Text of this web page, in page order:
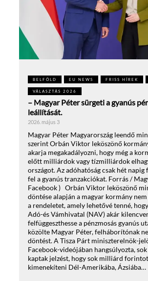
BELFÖLD EU NEWS FRISS HÍREK
VÁLASZTÁS 2026
– Magyar Péter sürgeti a gyanús
leállítását.
2026. május 3
Magyar Péter Magyarország leendő
szerint Orbán Viktor leköszönő
akarja megakadályozni, hogy még a
előtt milliárdok vagy tízmilliárdok
országot. Az adóhatóság csak hét napig
fel a gyanús tranzakciókat. Forrás /
Facebook ) Orbán Viktor leköszönő
döntése alapján a magyar kormány
a rendeletet, amely lehetővé tenné,
Adó-és Vámhivatal (NAV) akár
felfüggeszthesse a pénzmosás gyanús
közölte Magyar Péter, felháborítónak
döntést. A Tisza Párt miniszterelnök-
Facebook-videójában hangsúlyozta,
kaptak jelzést, hogy sok milliárd
kimenekíteni Dél-Amerikába, Ázsiába…